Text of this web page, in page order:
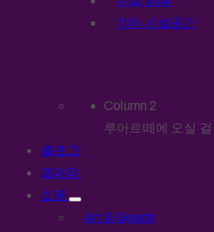
기타 시설공간
Column 2
루아르떼에 오실
블로그
갤러리
쇼핑
Art & Goods